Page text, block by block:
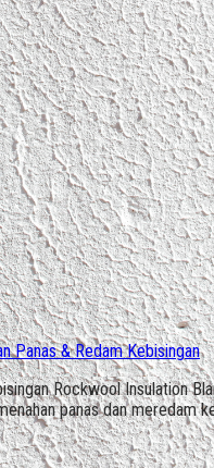
Panas & Redam Kebisingan
Rockwool Insulation
panas dan meredam